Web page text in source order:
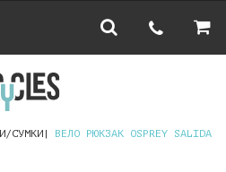
СУМКИ
ВЕЛО РЮКЗАК OSPREY SALIDA